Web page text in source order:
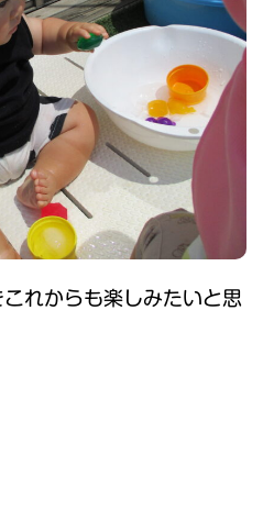
これからも楽しみたいと思